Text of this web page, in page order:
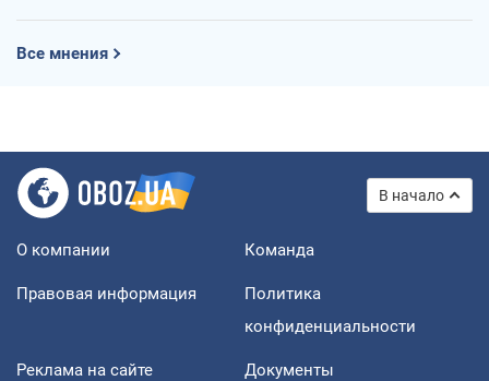
Все мнения
В начало
О компании Команда
Правовая информация
Политика
конфиденциальности
Реклама на сайте Документы